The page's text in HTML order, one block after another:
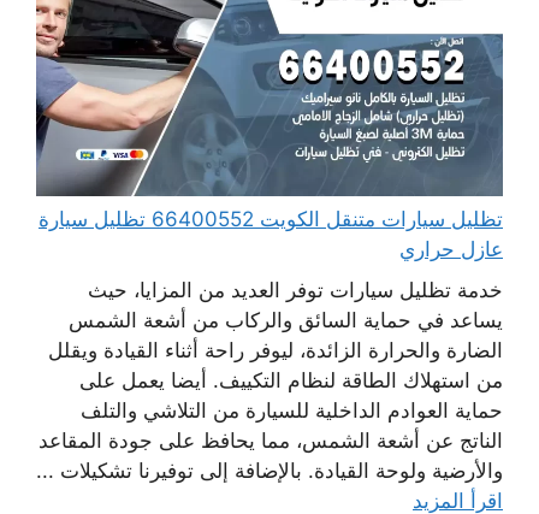
تظليل سيارات متنقل الكويت 66400552 تظليل سيارة
عازل حراري
خدمة تظليل سيارات توفر العديد من المزايا، حيث
يساعد في حماية السائق والركاب من أشعة الشمس
الضارة والحرارة الزائدة، ليوفر راحة أثناء القيادة ويقلل
من استهلاك الطاقة لنظام التكييف. أيضا يعمل على
حماية العوادم الداخلية للسيارة من التلاشي والتلف
الناتج عن أشعة الشمس، مما يحافظ على جودة المقاعد
والأرضية ولوحة القيادة. بالإضافة إلى توفيرنا تشكيلات ...
اقرأ المزيد